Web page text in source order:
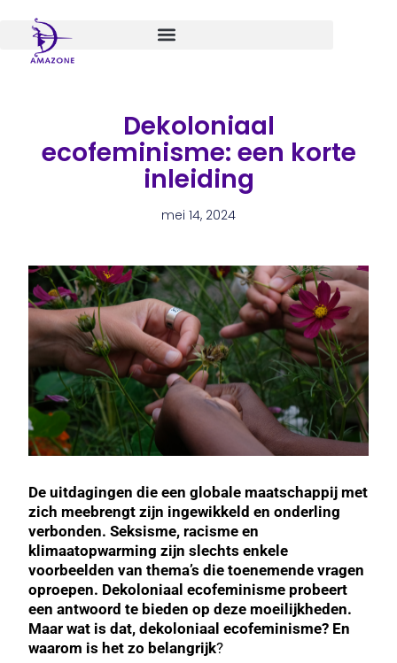
inhoud
Dekoloniaal
ecofeminisme: een korte
inleiding
mei 14, 2024
De uitdagingen die een globale maatschappij met
zich meebrengt zijn ingewikkeld en onderling
verbonden. Seksisme, racisme en
klimaatopwarming zijn slechts enkele
voorbeelden van thema’s die toenemende vragen
oproepen. Dekoloniaal ecofeminisme probeert
een antwoord te bieden op deze moeilijkheden.
Maar wat is dat, dekoloniaal ecofeminisme? En
waarom is het zo belangrijk?